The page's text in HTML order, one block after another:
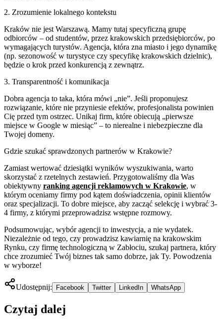
2. Zrozumienie lokalnego kontekstu
Kraków nie jest Warszawą. Mamy tutaj specyficzną grupę
odbiorców – od studentów, przez krakowskich przedsiębiorców, po
wymagających turystów. Agencja, która zna miasto i jego dynamikę
(np. sezonowość w turystyce czy specyfikę krakowskich dzielnic),
będzie o krok przed konkurencją z zewnątrz.
3. Transparentność i komunikacja
Dobra agencja to taka, która mówi „nie”. Jeśli proponujesz
rozwiązanie, które nie przyniesie efektów, profesjonalista powinien
Cię przed tym ostrzec. Unikaj firm, które obiecują „pierwsze
miejsce w Google w miesiąc” – to nierealne i niebezpieczne dla
Twojej domeny.
Gdzie szukać sprawdzonych partnerów w Krakowie?
Zamiast wertować dziesiątki wyników wyszukiwania, warto
skorzystać z rzetelnych zestawień. Przygotowaliśmy dla Was
obiektywny ranking agencji reklamowych w Krakowie, w
którym oceniamy firmy pod kątem doświadczenia, opinii klientów
oraz specjalizacji. To dobre miejsce, aby zacząć selekcję i wybrać 3-
4 firmy, z którymi przeprowadzisz wstępne rozmowy.
Podsumowując, wybór agencji to inwestycja, a nie wydatek.
Niezależnie od tego, czy prowadzisz kawiarnię na krakowskim
Rynku, czy firmę technologiczną w Zabłociu, szukaj partnera, który
chce zrozumieć Twój biznes tak samo dobrze, jak Ty. Powodzenia
w wyborze!
Udostępnij: Facebook Twitter LinkedIn WhatsApp
Czytaj dalej